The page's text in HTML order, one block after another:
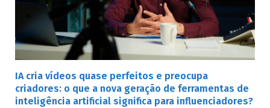
IA cria vídeos quase perfeitos e preocupa
criadores: o que a nova geração de ferramentas de
inteligência artificial significa para influenciadores?